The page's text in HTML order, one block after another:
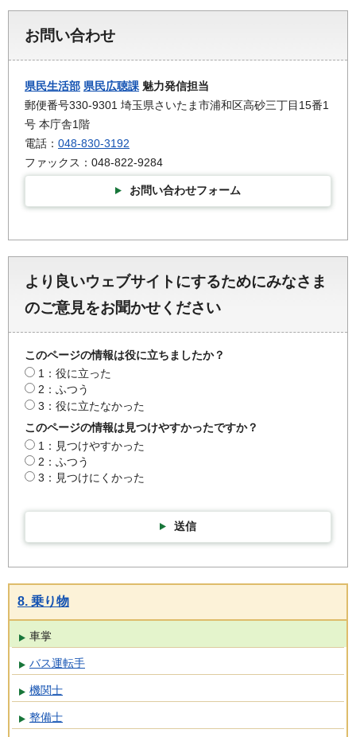
お問い合わせ
県民生活部 県民広聴課 魅力発信担当
郵便番号330-9301 埼玉県さいたま市浦和区高砂三丁目15番1
号 本庁舎1階
電話： 048-830-3192
ファックス：048-822-9284
お問い合わせフォーム
より良いウェブサイトにするためにみなさま
のご意見をお聞かせください
このページの情報は役に立ちましたか？
1：役に立った
2：ふつう
3：役に立たなかった
このページの情報は見つけやすかったですか？
1：見つけやすかった
2：ふつう
3：見つけにくかった
送信
8. 乗り物
車掌
バス運転手
機関士
整備士